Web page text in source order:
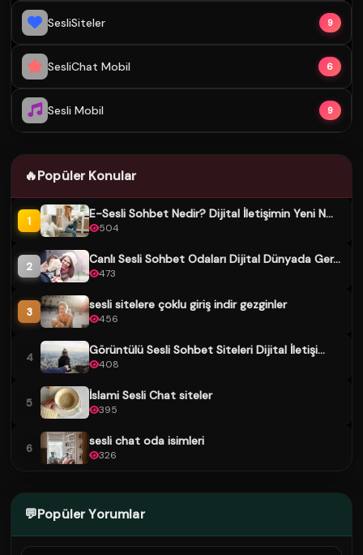
SesliSiteler 9
SesliChat Mobil 6
Sesli Mobil 9
🔥Popüler Konular
1 E-Sesli Sohbet Nedir? Dijital İletişimin Yeni N...
504
2 Canlı Sesli Sohbet Odaları Dijital Dünyada Ger...
473
3 sesli sitelere çoklu giriş indir gezginler
456
4 Görüntülü Sesli Sohbet Siteleri Dijital İletişi...
408
5 İslami Sesli Chat siteler
395
6 sesli chat oda isimleri
326
💬Popüler Yorumlar